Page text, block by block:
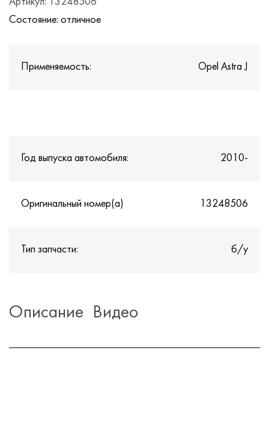
Артикул: 13248506
Состояние: отличное
Применяемость: Opel Astra J
Год выпуска автомобиля: 2010-
Оригинальный номер(а) 13248506
Тип запчасти: б/у
Описание Видео